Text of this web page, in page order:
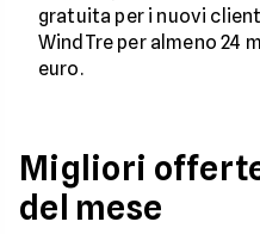
gratuita per i nuovi
WindTre per almeno 24
euro.
Migliori
del mese